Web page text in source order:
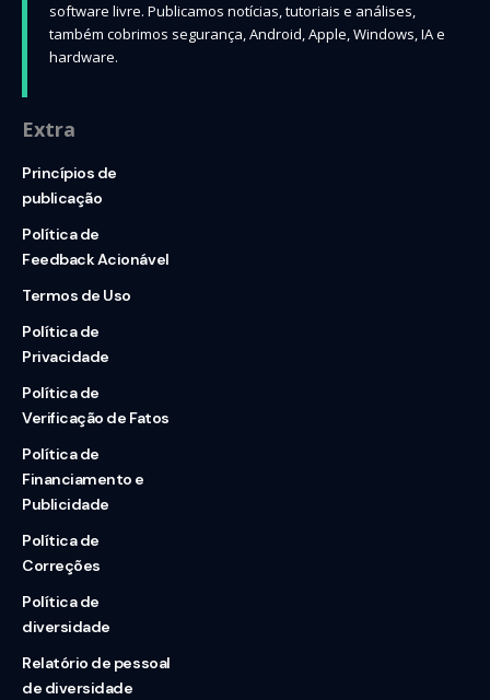
software livre. Publicamos notícias, tutoriais e análises,
também cobrimos segurança, Android, Apple, Windows, IA e
hardware.
Extra
Princípios de
publicação
Política de
Feedback Acionável
Termos de Uso
Política de
Privacidade
Política de
Verificação de Fatos
Política de
Financiamento e
Publicidade
Política de
Correções
Política de
diversidade
Relatório de pessoal
de diversidade